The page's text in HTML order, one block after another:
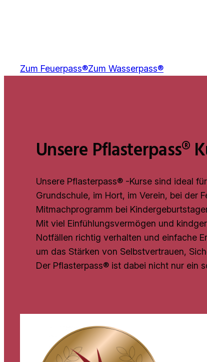
Zum Feuerpass®Zum Wasserpass®
Unsere Pflasterpass®
Unsere Pflasterpass® -Kurse sind ideal
Grundschule, im Hort, im Verein, bei der
Mitmachprogramm bei
Mit viel Einfühlungsvermögen und
Notfällen richtig verhalten und einfache
um das Stärken von Selbstvertrauen,
Der Pflasterpass® ist dabei nicht nur ein